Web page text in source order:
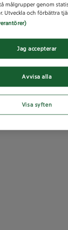
målgrupper genom
Utveckla och förbättra
Avvisa alla
Jag accepterar
Visa syften